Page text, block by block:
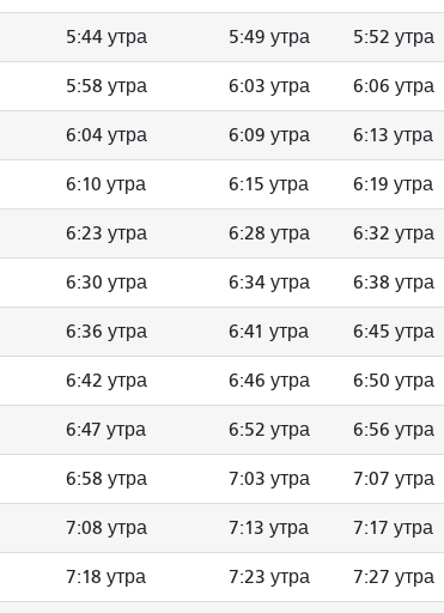
5:44 утра 5:49 утра 5:52 утра
5:58 утра 6:03 утра 6:06 утра
6:04 утра 6:09 утра 6:13 утра
6:10 утра 6:15 утра 6:19 утра
6:23 утра 6:28 утра 6:32 утра
6:30 утра 6:34 утра 6:38 утра
6:36 утра 6:41 утра 6:45 утра
6:42 утра 6:46 утра 6:50 утра
6:47 утра 6:52 утра 6:56 утра
6:58 утра 7:03 утра 7:07 утра
7:08 утра 7:13 утра 7:17 утра
7:18 утра 7:23 утра 7:27 утра